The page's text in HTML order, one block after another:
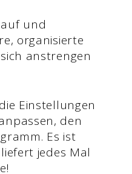
und
organisierte
anstrengen
Einstellungen
den
Es ist
jedes Mal